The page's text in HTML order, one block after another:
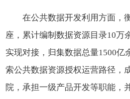
在公共数据开发利用方面，
座，累计编制数据资源目录10万
实现对接，归集数据总量1500亿
索公共数据资源授权运营路径，
院，承担一级产品开发等职能，